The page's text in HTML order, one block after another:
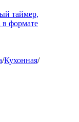
таймер,
в формате
/Кухонная/